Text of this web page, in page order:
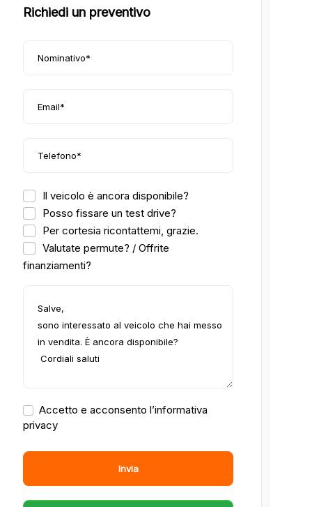
Richiedi un preventivo
Il veicolo è ancora disponibile?
Posso fissare un test drive?
Per cortesia ricontattemi, grazie.
Valutate permute? / Offrite
finanziamenti?
Accetto e acconsento l’informativa
privacy
Invia